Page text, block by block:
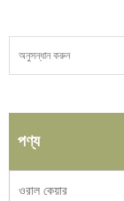
পণ্য
ওরাল কেয়ার